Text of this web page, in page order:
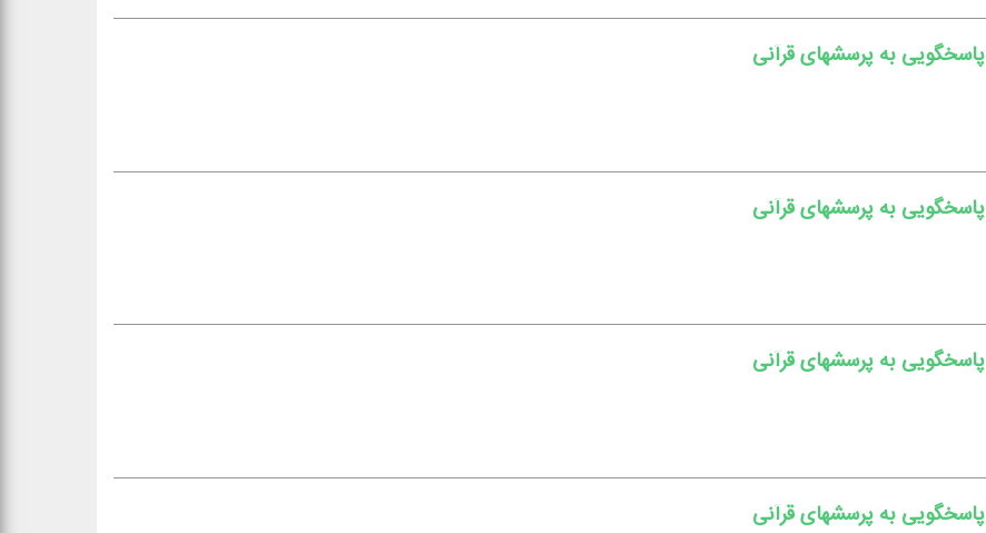
پاسخگویی به پرسشهای قرآنی
پاسخگویی به پرسشهای قرآنی
پاسخگویی به پرسشهای قرآنی
پاسخگویی به پرسشهای قرآنی